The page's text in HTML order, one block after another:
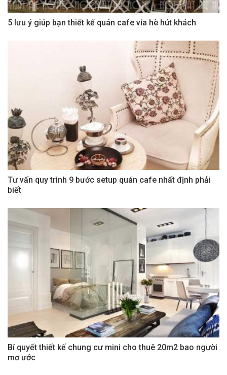
5 lưu ý giúp bạn thiết kế quán cafe vỉa hè hút khách
Tư vấn quy trình 9 bước setup quán cafe nhất định phải
biết
Bí quyết thiết kế chung cư mini cho thuê 20m2 bao người
mơ ước